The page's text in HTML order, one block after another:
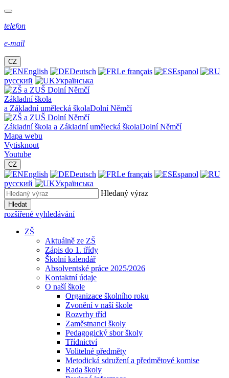
telefon
e-mail
CZ
English Deutsch Le français
Espanol
русский
Українська
Základní škola
a Základní umělecká školaDolní Němčí
Základní škola a Základní umělecká školaDolní Němčí
Mapa webu
Vytisknout
Youtube
CZ
English Deutsch Le français
Espanol
русский
Українська
Hledaný výraz
Hledat
rozšířené vyhledávání
ZŠ
Aktuálně ze ZŠ
Zápis do 1. třídy
Školní kalendář
Absolventské práce 2025/2026
Kontaktní údaje
O naší škole
Organizace školního roku
Zvonění v naší škole
Rozvrhy tříd
Zaměstnanci školy
Pedagogický sbor školy
Třídnictví
Volitelné předměty
Metodická sdružení a předmětové komise
Rada školy